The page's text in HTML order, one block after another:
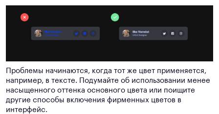
Проблемы начинаются, когда тот же цвет применяется,
например, в тексте. Подумайте об использовании менее
насыщенного оттенка основного цвета или поищите
другие способы включения фирменных цветов в
интерфейс.